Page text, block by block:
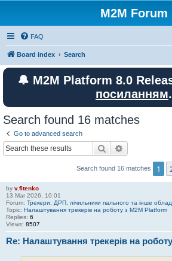
M2M Forum
FAQ
Board index Search
🔔 M2M Platform 8.0
посиланням.
Search found 16 matches
Go to advanced search
Search
Search found 16 matches 1
by v.fitenko
13 Mar 2026, 10:01
Forum: Трекери, ДРП, лічильники пального та інше
Topic: Налаштування трекерів на роботу з M2M Platform
Replies: 6
Views: 8507
Re: Налаштування трекерів на